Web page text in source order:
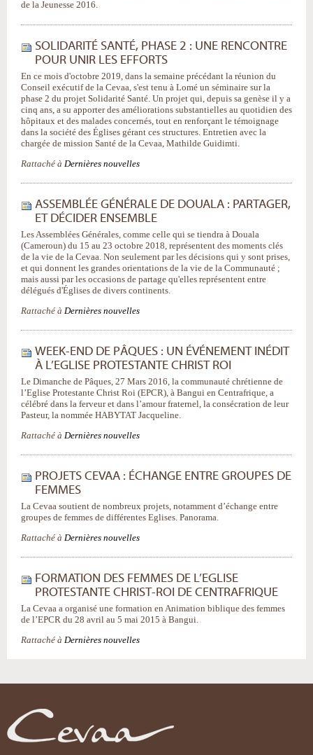
de la Jeunesse 2016.
SOLIDARITÉ SANTÉ, PHASE 2 : UNE RENCONTRE
POUR UNIR LES EFFORTS
En ce mois d'octobre 2019, dans la semaine précédant la réunion du
Conseil exécutif de la Cevaa, s'est tenu à Lomé un séminaire sur la
phase 2 du projet Solidarité Santé. Un projet qui, depuis sa genèse il y a
cinq ans, a su apporter des améliorations substantielles au quotidien des
hôpitaux et des malades concernés, tout en renforçant le témoignage
dans la société des Églises gérant ces structures. Entretien avec la
chargée de mission Santé de la Cevaa, Mathilde Guidimti.
Rattaché à Dernières nouvelles
ASSEMBLÉE GÉNÉRALE DE DOUALA : PARTAGER,
ET DÉCIDER ENSEMBLE
Les Assemblées Générales, comme celle qui se tiendra à Douala
(Cameroun) du 15 au 23 octobre 2018, représentent des moments clés
de la vie de la Cevaa. Non seulement par les décisions qui y sont prises,
et qui donnent les grandes orientations de la vie de la Communauté ;
mais aussi par les occasions de partage qu'elles représentent entre
délégués d'Églises de divers continents.
Rattaché à Dernières nouvelles
WEEK-END DE PÂQUES : UN ÉVÉNEMENT INÉDIT
À L’EGLISE PROTESTANTE CHRIST ROI
Le Dimanche de Pâques, 27 Mars 2016, la communauté chrétienne de
l’Eglise Protestante Christ Roi (EPCR), à Bangui en Centrafrique, a
célébré dans la ferveur et dans l’amour fraternel, la consécration de leur
Pasteur, la nommée HABYTAT Jacqueline.
Rattaché à Dernières nouvelles
PROJETS CEVAA : ÉCHANGE ENTRE GROUPES DE
FEMMES
La Cevaa soutient de nombreux projets, notamment d’échange entre
groupes de femmes de différentes Eglises. Panorama.
Rattaché à Dernières nouvelles
FORMATION DES FEMMES DE L’EGLISE
PROTESTANTE CHRIST-ROI DE CENTRAFRIQUE
La Cevaa a organisé une formation en Animation biblique des femmes
de l’EPCR du 28 avril au 5 mai 2015 à Bangui.
Rattaché à Dernières nouvelles